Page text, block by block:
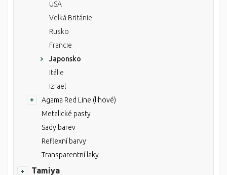
USA
Velká Británie
Rusko
Francie
Japonsko
Itálie
Izrael
Agama Red Line (lihové)
Metalické pasty
Sady barev
Reflexní barvy
Transparentní laky
Tamiya